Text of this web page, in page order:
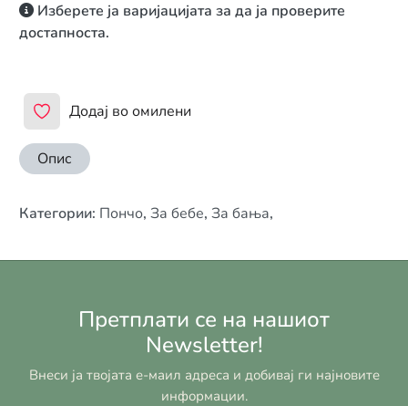
Изберете ја варијацијата за да ја проверите
достапноста.
Додај во омилени
Опис
Категории: Пончо, За бебе, За бања,
Претплати се на нашиот
Newsletter!
Внеси ја твојата е-маил адреса и добивај ги најновите
информации.